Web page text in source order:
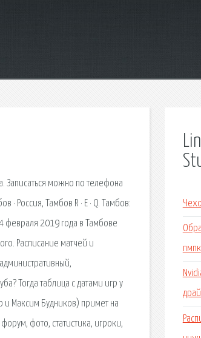
Записаться можно по телефона
· Россия, Тамбов R · E · Q. Тамбов:
февраля 2019 года в Тамбове
Расписание матчей и
Тогда таблица с датами игр у
и Максим Будников) примет на
фото, статистика, игроки,
пмпк